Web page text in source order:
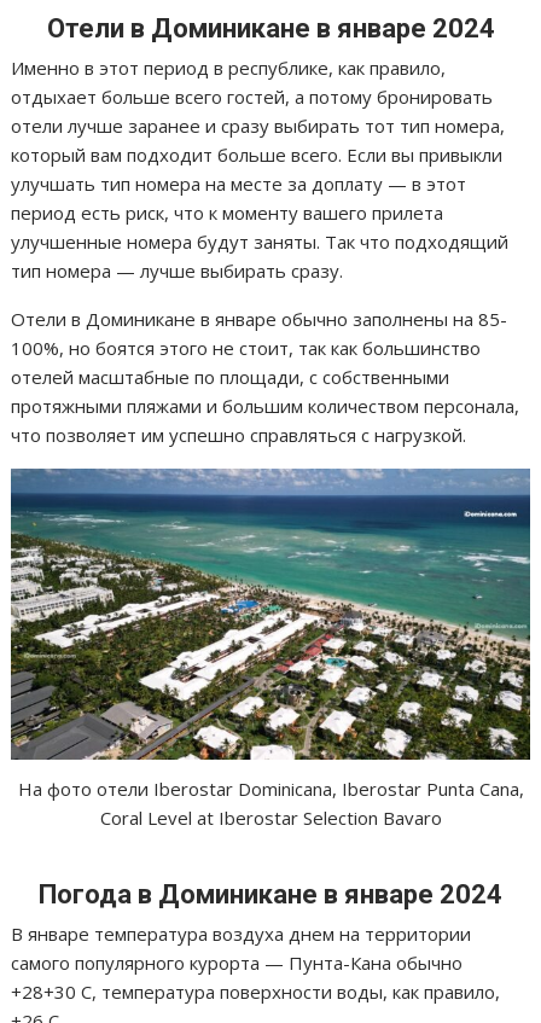
Отели в Доминикане в январе 2024
Именно в этот период в республике, как правило,
отдыхает больше всего гостей, а потому бронировать
отели лучше заранее и сразу выбирать тот тип номера,
который вам подходит больше всего. Если вы привыкли
улучшать тип номера на месте за доплату — в этот
период есть риск, что к моменту вашего прилета
улучшенные номера будут заняты. Так что подходящий
тип номера — лучше выбирать сразу.
Отели в Доминикане в январе обычно заполнены на 85-
100%, но боятся этого не стоит, так как большинство
отелей масштабные по площади, с собственными
протяжными пляжами и большим количеством персонала,
что позволяет им успешно справляться с нагрузкой.
На фото отели Iberostar Dominicana, Iberostar Punta Cana,
Coral Level at Iberostar Selection Bavaro
Погода в Доминикане в январе 2024
В январе температура воздуха днем на территории
самого популярного курорта — Пунта-Кана обычно
+28+30 С, температура поверхности воды, как правило,